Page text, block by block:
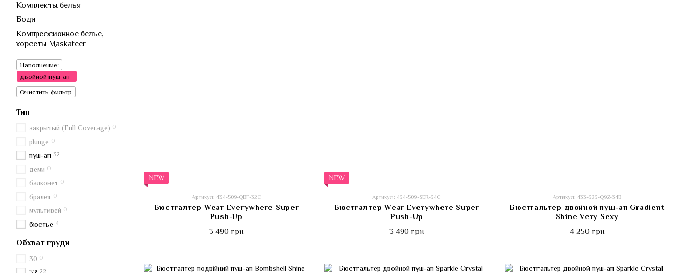
NEW
Артикул: 434-509-QBF-32C
Бюстгалтер Wear Everywhere Super
Push-Up
3 490 грн
NEW
Артикул: 434-509-SER-34C
Бюстгалтер Wear Everywhere Super
Push-Up
3 490 грн
Артикул: 433-323-Q9Z-34B
Бюстгальтер двойной пуш-ап Gradient
Shine Very Sexy
4 250 грн
Комплекты белья
Боди
Компрессионное белье,
корсеты Maskateer
Наполнение:
двойной пуш-ап
Очистить фильтр
Тип
закрытый (Full Coverage) 0
plunge 0
пуш-ап 32
деми 0
балконет 0
бралет 0
мультивей 0
бюстье 4
Обхват груди
30 0
22